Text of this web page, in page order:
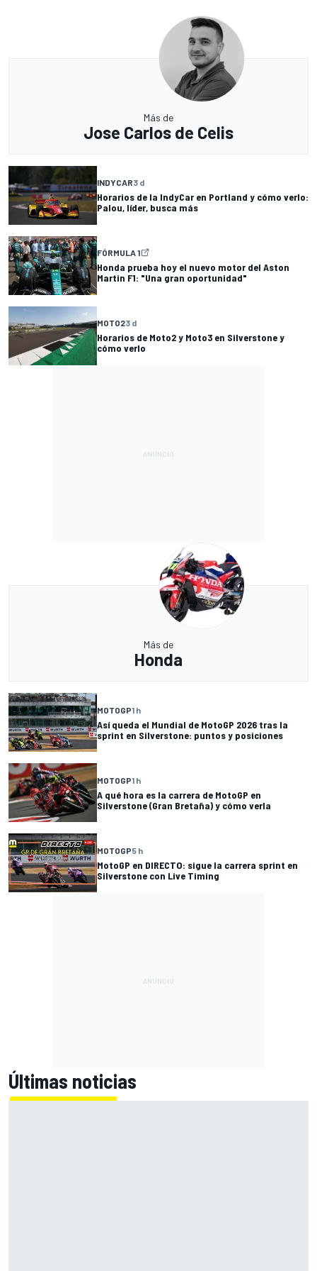
Más de
Jose Carlos de Celis
INDYCAR3 d
Horarios de la IndyCar en Portland y cómo verlo:
Palou, líder, busca más
FÓRMULA 1
Honda prueba hoy el nuevo motor del Aston
Martin F1: "Una gran oportunidad"
MOTO23 d
Horarios de Moto2 y Moto3 en Silverstone y
cómo verlo
Más de
Honda
MOTOGP1 h
Así queda el Mundial de MotoGP 2026 tras la
sprint en Silverstone: puntos y posiciones
MOTOGP1 h
A qué hora es la carrera de MotoGP en
Silverstone (Gran Bretaña) y cómo verla
MOTOGP5 h
MotoGP en DIRECTO: sigue la carrera sprint en
Silverstone con Live Timing
Últimas noticias